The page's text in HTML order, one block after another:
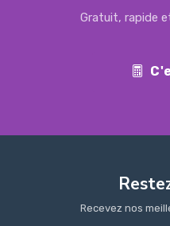
Gratuit, rapide
Recevez nos